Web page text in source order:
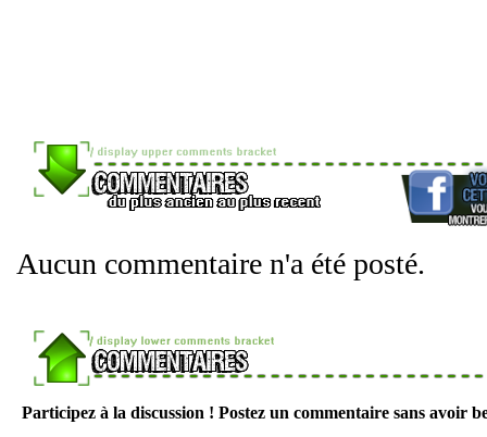
Aucun commentaire n'a été posté.
Participez à la discussion ! Postez un commentaire sans avoir